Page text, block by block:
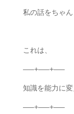
私の話をちゃ
これは、
—–+—–+—–
知識を能力に変
—–+—–+—–